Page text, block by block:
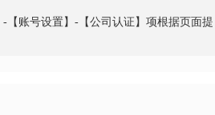
【账号设置】-【公司认证】项根据页面提